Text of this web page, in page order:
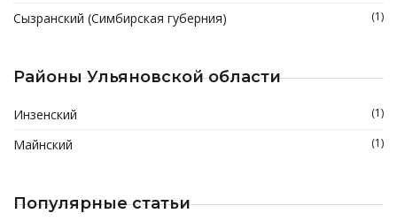
Сызранский (Симбирская губерния) (1)
Районы Ульяновской области
Инзенский (1)
Майнский (1)
Популярные статьи